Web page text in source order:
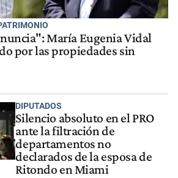
María Eugenia Vidal
por las propiedades sin
DIPUTADOS
Silencio absoluto en el PRO
ante la filtración de
departamentos no
declarados de la esposa de
Ritondo en Miami